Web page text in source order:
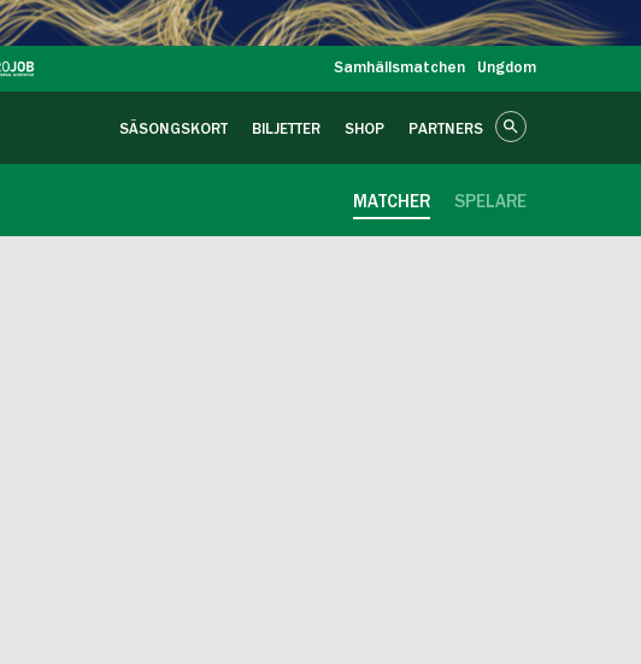
Samhällsmatchen Ungdom
SÄSONGSKORT BILJETTER SHOP PARTNERS
SPELARE
MATCHER